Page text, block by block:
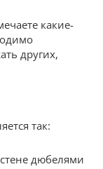
какие-
других,
так:
дюбелями